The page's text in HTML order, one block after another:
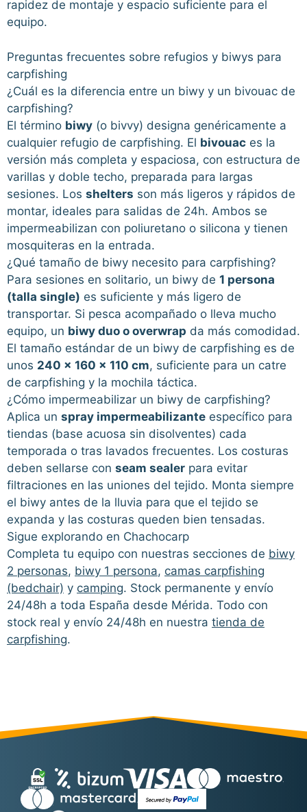
rapidez de montaje y espacio suficiente para el
equipo.
Preguntas frecuentes sobre refugios y biwys para
carpfishing
¿Cuál es la diferencia entre un biwy y un bivouac de
carpfishing?
El término biwy (o bivvy) designa genéricamente a
cualquier refugio de carpfishing. El bivouac es la
versión más completa y espaciosa, con estructura de
varillas y doble techo, preparada para largas
sesiones. Los shelters son más ligeros y rápidos de
montar, ideales para salidas de 24h. Ambos se
impermeabilizan con poliuretano o silicona y tienen
mosquiteras en la entrada.
¿Qué tamaño de biwy necesito para carpfishing?
Para sesiones en solitario, un biwy de 1 persona
(talla single) es suficiente y más ligero de
transportar. Si pesca acompañado o lleva mucho
equipo, un biwy duo o overwrap da más comodidad.
El tamaño estándar de un biwy de carpfishing es de
unos 240 x 160 x 110 cm, suficiente para un catre
de carpfishing y la mochila táctica.
¿Cómo impermeabilizar un biwy de carpfishing?
Aplica un spray impermeabilizante específico para
tiendas (base acuosa sin disolventes) cada
temporada o tras lavados frecuentes. Los costuras
deben sellarse con seam sealer para evitar
filtraciones en las uniones del tejido. Monta siempre
el biwy antes de la lluvia para que el tejido se
expanda y las costuras queden bien tensadas.
Sigue explorando en Chachocarp
Completa tu equipo con nuestras secciones de biwy
2 personas, biwy 1 persona, camas carpfishing
(bedchair) y camping. Stock permanente y envío
24/48h a toda España desde Mérida. Todo con
stock real y envío 24/48h en nuestra tienda de
carpfishing.